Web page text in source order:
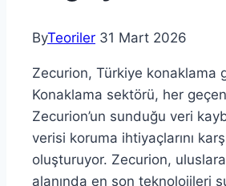
ByTeoriler 31 Mart 2026
Zecurion, Türkiye konaklama
Konaklama sektörü, her
Zecurion’un sunduğu veri
verisi koruma ihtiyaçlarını
oluşturuyor. Zecurion,
alanında en son teknolojileri